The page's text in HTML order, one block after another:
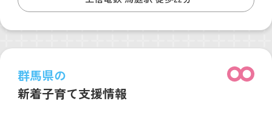
群馬県の
新着子育て支援情報